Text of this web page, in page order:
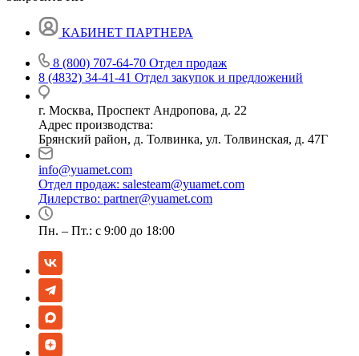
КАБИНЕТ ПАРТНЕРА
8 (800) 707-64-70 Отдел продаж
8 (4832) 34-41-41 Отдел закупок и предложений
г. Москва, Проспект Андропова, д. 22
Адрес производства:
Брянский район, д. Толвинка, ул. Толвинская, д. 47Г
info@yuamet.com
Отдел продаж: salesteam@yuamet.com
Дилерство: partner@yuamet.com
Пн. – Пт.: с 9:00 до 18:00